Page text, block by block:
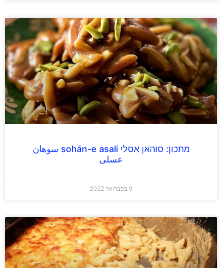
מתכון: סוהאן אסלי sohān-e asali سوهان
عسلی